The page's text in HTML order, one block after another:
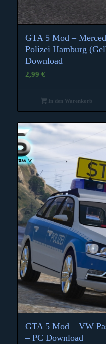
GTA 5 Mod –
Polizei Hamburg
Download
2,99 €
In den Warenkorb
GTA 5 Mod – VW
– PC Download